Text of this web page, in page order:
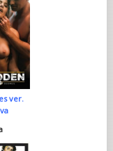
ver.